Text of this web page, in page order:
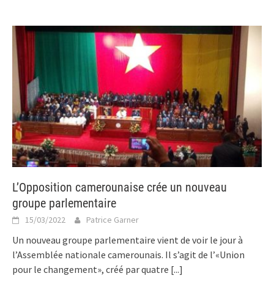
L’Opposition camerounaise crée un nouveau
groupe parlementaire
15/03/2022 Patrice Garner
Un nouveau groupe parlementaire vient de voir le jour à
l’Assemblée nationale camerounais. Il s’agit de l’«Union
pour le changement», créé par quatre [...]